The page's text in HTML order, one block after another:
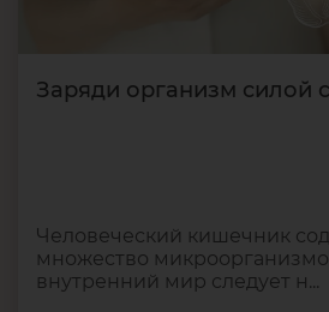
Заряди организм силой
Человеческий кишечник
множество
внутренний мир следует н...